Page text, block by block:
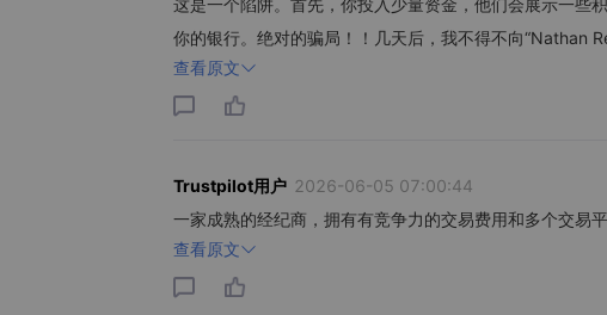
这是一个陷阱。首先，你投入少量资金，他们会展示一些
你的银行。绝对的骗局！！几天后，我不得不向“Nathan
查看原文
Trustpilot用户 2026-06-05 07:00:44
一家成熟的经纪商，拥有有竞争力的交易费用和多个交易
查看原文